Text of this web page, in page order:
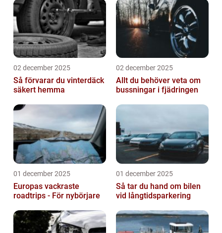
02 december 2025
Så förvarar du vinterdäck
säkert hemma
02 december 2025
Allt du behöver veta om
bussningar i fjädringen
01 december 2025
Europas vackraste
roadtrips - För nybörjare
01 december 2025
Så tar du hand om bilen
vid långtidsparkering